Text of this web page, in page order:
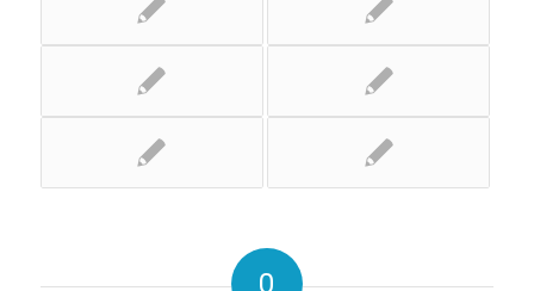
0